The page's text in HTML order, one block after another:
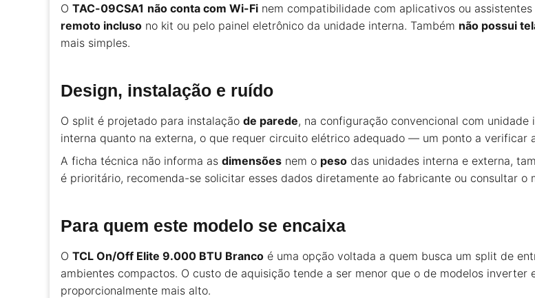
O TAC-09CSA1 não conta com Wi-Fi nem compatibilidade com aplicativos ou
remoto incluso no kit ou pelo painel eletrônico da unidade interna. Também não possui
mais simples.
Design, instalação e ruído
O split é projetado para instalação de parede, na configuração convencional com
interna quanto na externa, o que requer circuito elétrico adequado — um ponto a verificar
A ficha técnica não informa as dimensões nem o peso das unidades interna e externa,
é prioritário, recomenda-se solicitar esses dados diretamente ao fabricante ou consultar o
Para quem este modelo se encaixa
O TCL On/Off Elite 9.000 BTU Branco é uma opção voltada a quem busca um split de
ambientes compactos. O custo de aquisição tende a ser menor que o de modelos
proporcionalmente mais alto.